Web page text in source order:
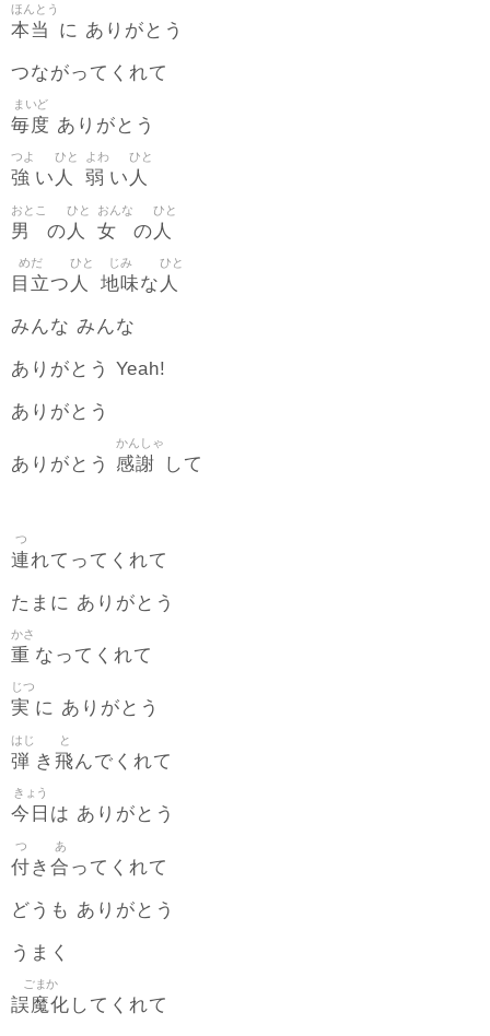
本当
ほんとう
に ありがとう
つながってくれて
毎度
まいど
ありがとう
強
つよ
い 人
ひと
弱
よわ
い 人
ひと
男
おとこ
の 人
ひと
女
おんな
の 人
ひと
目立
めだ
つ 人
ひと
地味
じみ
な 人
ひと
みんな みんな
ありがとう Yeah!
ありがとう
ありがとう 感謝
かんしゃ
して
連
つ
れてってくれて
たまに ありがとう
重
かさ
なってくれて
実
じつ
に ありがとう
弾
はじ
き 飛
と
んでくれて
今日
きょう
は ありがとう
付
つ
き 合
あ
ってくれて
どうも ありがとう
うまく
誤魔化
ごまか
してくれて